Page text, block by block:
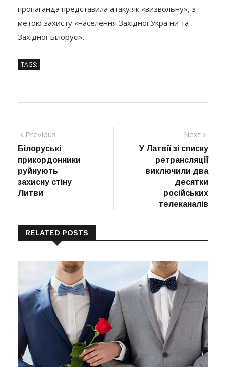
пропаганда представила атаку як «визвольну», з
метою захисту «населення Західної України та
Західної Білорусі».
TAGS:
Навігація
записів
Previous
post:
Білоруські
прикордонники
руйнують
захисну стіну
Литви
Next
post:
У Латвії зі списку
ретрансляції
виключили два
десятки
російських
телеканалів
RELATED POSTS